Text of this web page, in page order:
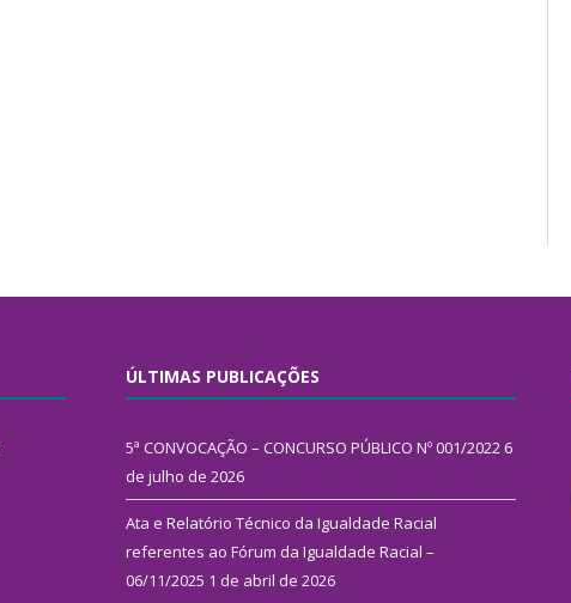
ÚLTIMAS PUBLICAÇÕES
5ª CONVOCAÇÃO – CONCURSO PÚBLICO Nº 001/2022 6
de julho de 2026
Ata e Relatório Técnico da Igualdade Racial
referentes ao Fórum da Igualdade Racial –
06/11/2025 1 de abril de 2026